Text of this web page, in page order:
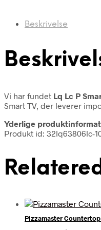
Beskrivelse
Vi har fundet Lq Lc P
Smart TV, der leverer
Yderlige
Produkt id: 32lq63806lc-
Pizzamaster